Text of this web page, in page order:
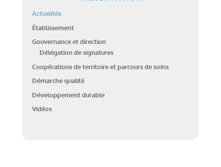
Actualités
Établissement
Gouvernance et direction
Délégation de signatures
Coopérations de territoire et parcours de soins
Démarche qualité
Développement durable
Vidéos